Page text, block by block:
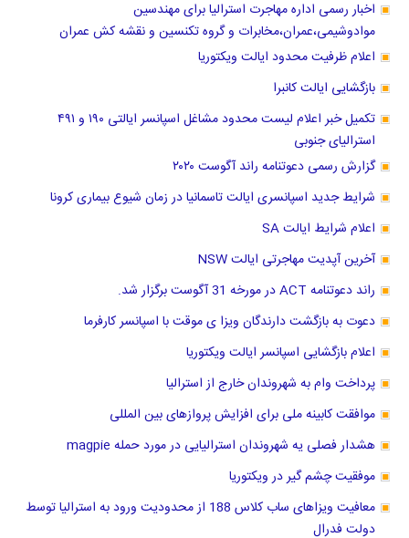
اخبار رسمی اداره مهاجرت استرالیا برای مهندسین
موادوشیمی،عمران،مخابرات و گروه تکنسین و نقشه کش عمران
اعلام ظرفیت محدود ایالت ویکتوریا
بازگشایی ایالت کانبرا
تکمیل خبر اعلام لیست محدود مشاغل اسپانسر ایالتی ۱۹۰ و ۴۹۱
استرالیای جنوبی
گزارش رسمی دعوتنامه راند آگوست ۲۰۲۰
شرایط جدید اسپانسری ایالت تاسمانیا در زمان شیوع بیماری کرونا
اعلام شرایط ایالت SA
آخرین آپدیت مهاجرتی ایالت NSW
راند دعوتنامه ACT در مورخه 31 آگوست برگزار شد.
دعوت به بازگشت دارندگان ویزا ی موقت با اسپانسر کارفرما
اعلام بازگشایی اسپانسر ایالت ویکتوریا
پرداخت وام به شهروندان خارج از استرالیا
موافقت کابینه ملی برای افزایش پروازهای بین المللی
هشدار فصلی یه شهروندان استرالیایی در مورد حمله magpie
موفقیت چشم گیر در ویکتوریا
معافیت ویزاهای ساب کلاس 188 از محدودیت ورود به استرالیا توسط
دولت فدرال